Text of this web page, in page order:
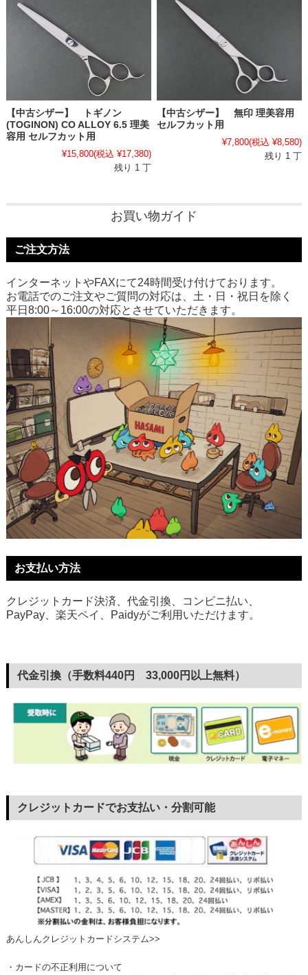
【中古シザー】 トギノン
(TOGINON) CO ALLOY 6.5 理美
容用 セルフカット用
¥15,800(税込 ¥17,380)
残り 1 丁
【中古シザー】 無印 理美容用
セルフカット用
¥7,800(税込 ¥8,580)
残り 1 丁
お買い物ガイド
ご注文方法
インターネットやFAXにて24時間受け付けております。
お電話でのご注文やご質問の対応は、土・日・祝日を除く
平日8:00～16:00の対応とさせていただきます。
お支払い方法
クレジットカード決済、代金引換、コンビニ払い、
PayPay、楽天ペイ、Paidyがご利用いただけます。
代金引換（手数料440円 33,000円以上無料）
クレジットカードでお支払い・分割可能
あんしんクレジットカードシステム>>
・カードの不正利用について